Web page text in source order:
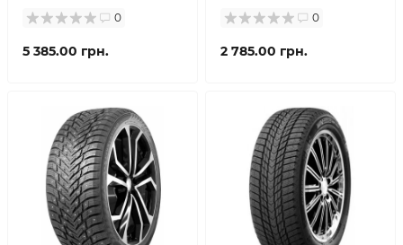
0
5 385.00 грн.
0
2 785.00 грн.